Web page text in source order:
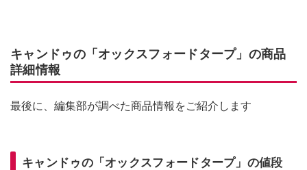
キャンドゥの「オックスフォードタープ」の商品
詳細情報
最後に、編集部が調べた商品情報をご紹介します
キャンドゥの「オックスフォードタープ」の値段